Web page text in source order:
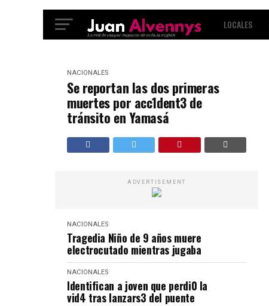
LOCALES
NACIONALES
Se reportan las dos primeras
muertes por acc1dent3 de
tránsito en Yamasá
ADVERTISEMENT
NACIONALES
Tragedia Niño de 9 años muere
electrocutado mientras jugaba
NACIONALES
Identifican a joven que perdi0 la
vid4 tras lanzars3 del puente